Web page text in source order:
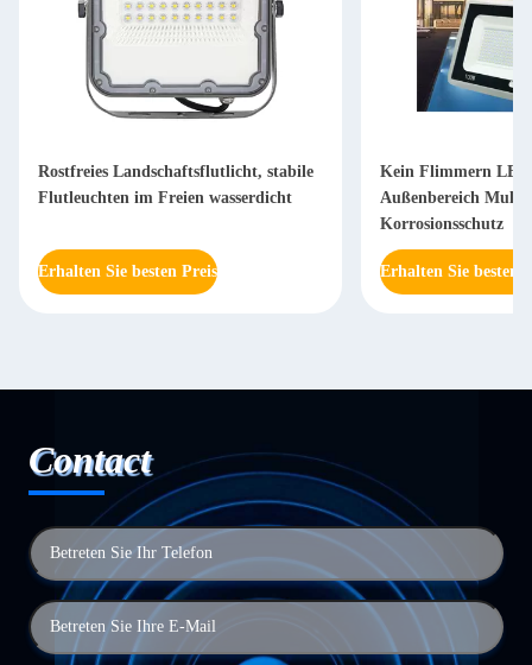
Rostfreies Landschaftsflutlicht, stabile
Flutleuchten im Freien wasserdicht
Erhalten Sie besten Preis
Kein Flimmern
Außenbereich
Korrosionsschutz
Erhalten Sie besten
Contact